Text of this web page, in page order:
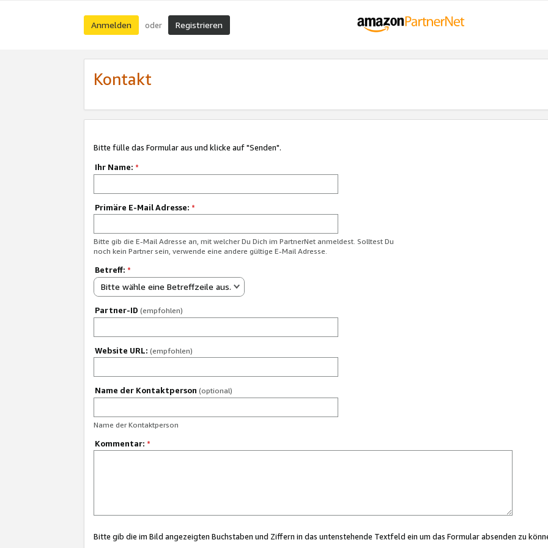
Anmelden oder Registrieren
Kontakt
Bitte fülle das Formular aus und klicke auf "Senden".
Ihr Name: *
Primäre E-Mail Adresse: *
Bitte gib die E-Mail Adresse an, mit welcher Du Dich im PartnerNet anmeldest. Solltest Du
noch kein Partner sein, verwende eine andere gültige E-Mail Adresse.
Betreff: *
Bitte wähle eine Betreffzeile aus.
Partner-ID (empfohlen)
Website URL: (empfohlen)
Name der Kontaktperson (optional)
Name der Kontaktperson
Kommentar: *
Bitte gib die im Bild angezeigten Buchstaben und Ziffern in das untenstehende Textfeld ein um das Formular absenden zu